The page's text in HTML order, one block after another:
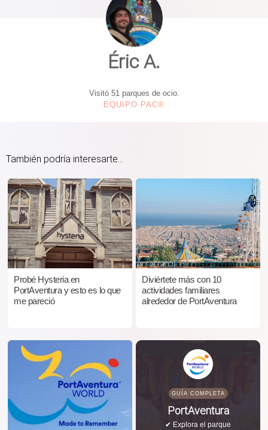
Éric A.
Visitó 51 parques de ocio.
EQUIPO PAC®
También podría interesarte...
Probé Hysteria en
PortAventura y esto es lo que
me pareció
Diviértete más con 10
actividades familiares
alrededor de PortAventura
GUÍA COMPLETA
PortAventura
✔ Explora el parque